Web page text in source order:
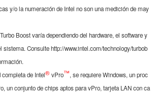
y/o la numeración de Intel no son una medición de may
Turbo Boost varía dependiendo del hardware, el software y
sistema. Consulte http://www.intel.com/technology/turbob
de Intel®vPro™, se requiere Windows, un proc
un conjunto de chips aptos para vPro, tarjeta LAN con ca